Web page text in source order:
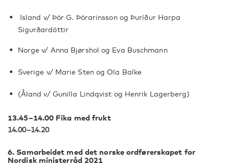
Island v/ Þór G. Þórarinsson og Þuríður Harpa
Sigurðardóttir
Norge v/ Anna Bjørshol og Eva Buschmann
Sverige v/ Marie Sten og Ola Balke
(Åland v/ Gunilla Lindqvist og Henrik Lagerberg)
13.45–14.00 Fika med frukt
14.00–14.20
6. Samarbeidet med det norske ordførerskapet for
Nordisk ministerråd 2021